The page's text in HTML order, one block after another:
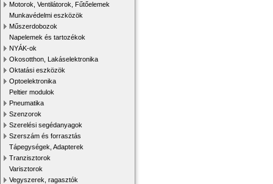
Motorok, Ventilátorok, Fűtőelemek
Munkavédelmi eszközök
Műszerdobozok
Napelemek és tartozékok
NYÁK-ok
Okosotthon, Lakáselektronika
Oktatási eszközök
Optoelektronika
Peltier modulok
Pneumatika
Szenzorok
Szerelési segédanyagok
Szerszám és forrasztás
Tápegységek, Adapterek
Tranzisztorok
Varisztorok
Vegyszerek, ragasztók